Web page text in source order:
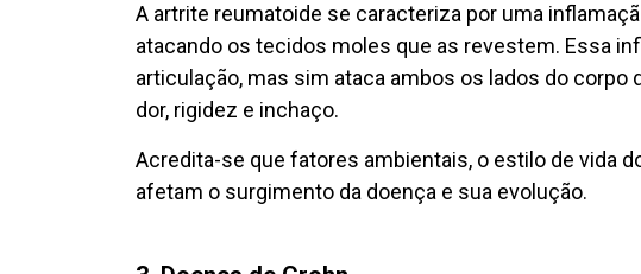
A artrite reumatoide se caracteriza por uma
atacando os tecidos moles que as revestem. Essa
articulação, mas sim ataca ambos os lados do
dor, rigidez e inchaço.
Acredita-se que fatores ambientais, o estilo de vida
afetam o surgimento da doença e sua evolução.